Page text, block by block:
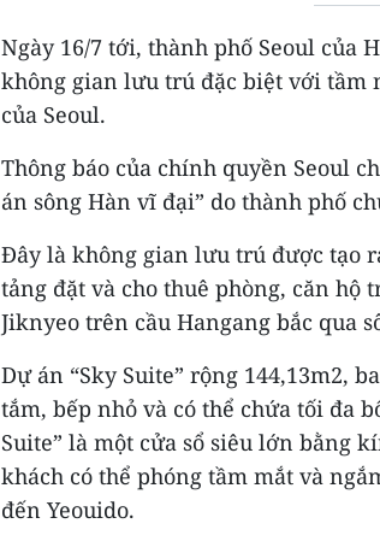
Ngày 16/7 tới, thành phố Seoul của
không gian lưu trú đặc biệt với tầm
của Seoul.
Thông báo của chính quyền Seoul
án sông Hàn vĩ đại” do thành phố
Đây là không gian lưu trú được tạo
tảng đặt và cho thuê phòng, căn hộ
Jiknyeo trên cầu Hangang bắc qua
Dự án “Sky Suite” rộng 144,13m2,
tắm, bếp nhỏ và có thể chứa tối đa
Suite” là một cửa sổ siêu lớn bằng
khách có thể phóng tầm mắt và
đến Yeouido.